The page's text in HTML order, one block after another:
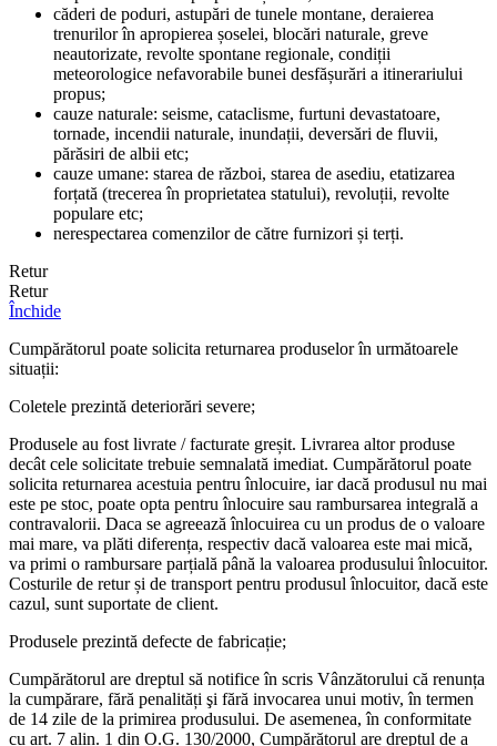
căderi de poduri, astupări de tunele montane, deraierea
trenurilor în apropierea șoselei, blocări naturale, greve
neautorizate, revolte spontane regionale, condiții
meteorologice nefavorabile bunei desfășurări a itinerariului
propus;
cauze naturale: seisme, cataclisme, furtuni devastatoare,
tornade, incendii naturale, inundații, deversări de fluvii,
părăsiri de albii etc;
cauze umane: starea de război, starea de asediu, etatizarea
forțată (trecerea în proprietatea statului), revoluții, revolte
populare etc;
nerespectarea comenzilor de către furnizori și terți.
Retur
Retur
Închide
Cumpărătorul poate solicita returnarea produselor în următoarele
situații:
Coletele prezintă deteriorări severe;
Produsele au fost livrate / facturate greșit. Livrarea altor produse
decât cele solicitate trebuie semnalată imediat. Cumpărătorul poate
solicita returnarea acestuia pentru înlocuire, iar dacă produsul nu mai
este pe stoc, poate opta pentru înlocuire sau rambursarea integrală a
contravalorii. Daca se agreează înlocuirea cu un produs de o valoare
mai mare, va plăti diferența, respectiv dacă valoarea este mai mică,
va primi o rambursare parțială până la valoarea produsului înlocuitor.
Costurile de retur și de transport pentru produsul înlocuitor, dacă este
cazul, sunt suportate de client.
Produsele prezintă defecte de fabricație;
Cumpărătorul are dreptul să notifice în scris Vânzătorului că renunța
la cumpărare, fără penalități şi fără invocarea unui motiv, în termen
de 14 zile de la primirea produsului. De asemenea, în conformitate
cu art. 7 alin. 1 din O.G. 130/2000, Cumpărătorul are dreptul de a